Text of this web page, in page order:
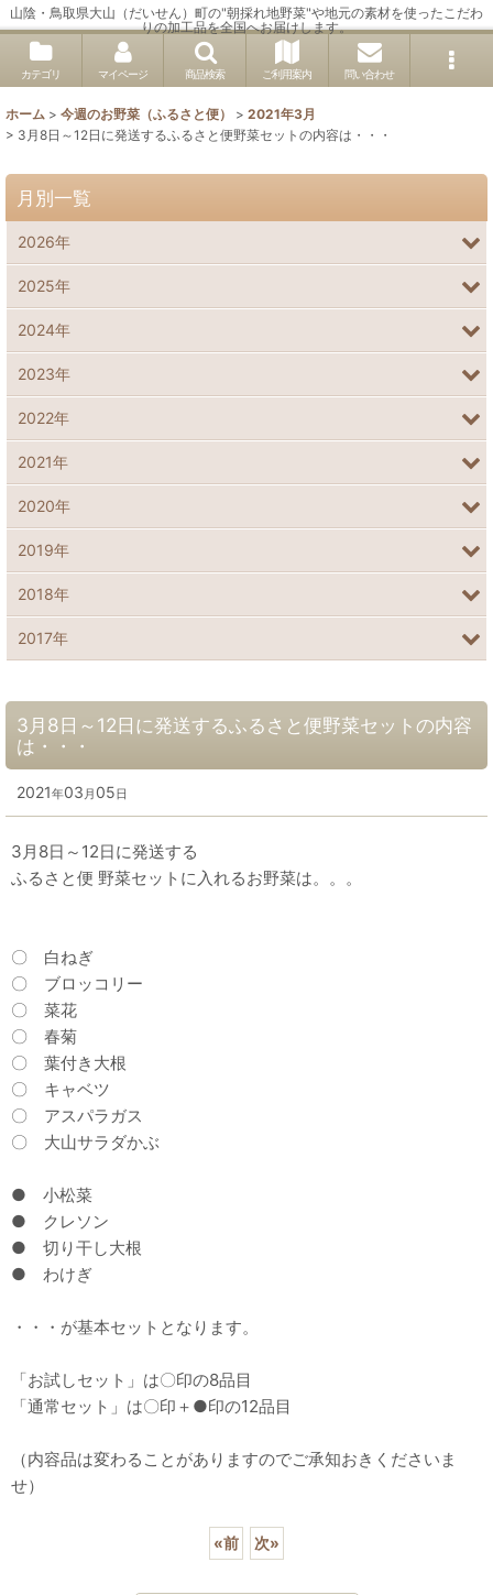
山陰・鳥取県大山（だいせん）町の"朝採れ地野菜"や地元の素材を使ったこだわ
りの加工品を全国へお届けします。
カテゴリ マイページ 商品検索 ご利用案内 問い合わせ
ホーム > 今週のお野菜（ふるさと便） > 2021年3月
> 3月8日～12日に発送するふるさと便野菜セットの内容は・・・
3月8日～12日に発送するふるさと便野菜セットの内容
は・・・
2021年03 月 05日
3月8日～12日に発送する
ふるさと便 野菜セットに入れるお野菜は。。。
〇 白ねぎ
〇 ブロッコリー
〇 菜花
〇 春菊
〇 葉付き大根
〇 キャベツ
〇 アスパラガス
〇 大山サラダかぶ
● 小松菜
● クレソン
● 切り干し大根
● わけぎ
・・・が基本セットとなります。
「お試しセット」は〇印の8品目
「通常セット」は〇印＋●印の12品目
（内容品は変わることがありますのでご承知おきくださいま
せ）
«前 次»
月別一覧
2026年
2025年
2024年
2023年
2022年
2021年
2020年
2019年
2018年
2017年